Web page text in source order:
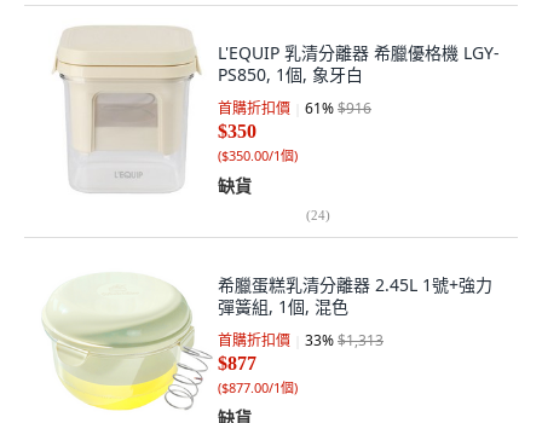
L'EQUIP 乳清分離器 希臘優格機 LGY-
PS850, 1個, 象牙白
首購折扣價 61%$916
$350
($350.00/1個)
缺貨
(24)
希臘蛋糕乳清分離器 2.45L 1號+強力
彈簧組, 1個, 混色
首購折扣價 33%$1,313
$877
($877.00/1個)
缺貨